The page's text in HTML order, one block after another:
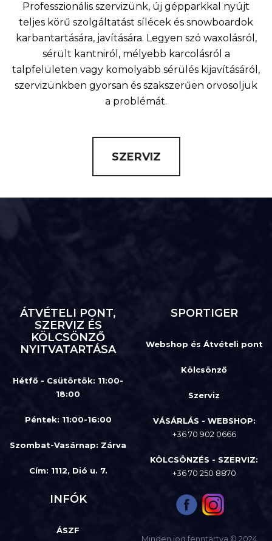
Professzionális szervizünk, új gépparkkal nyújt
teljes körű szolgáltatást sílécek és snowboardok
karbantartására, javítására. Legyen szó waxolásról,
sérült kantniról, mélyebb karcolásról a
talpfelületen vagy komolyabb sérülés kijavításáról,
szervizünkben gyorsan és szakszerűen orvosoljuk
a problémát.
SZERVIZ
ÁTVÉTELI PONT,
SZERVIZ ÉS
KÖLCSÖNZŐ
NYITVATARTÁSA
Hétfő - Csütörtök: 11:00-
18:00
Péntek: 11:00-16:00
Szombat-Vasárnap: Zárva
Cím: 1112, Dió u. 7.
SPORTIGER
Webshop és Átvételi pont
Kölcsönző
Szerviz
VÁSÁRLÁS - WEBSHOP:
+36 70 902 0666
KÖLCSÖNZÉS - SZERVIZ:
+36 70 250 8870
INFÓK
ÁSZF
Minden jog fenntartva © 2024